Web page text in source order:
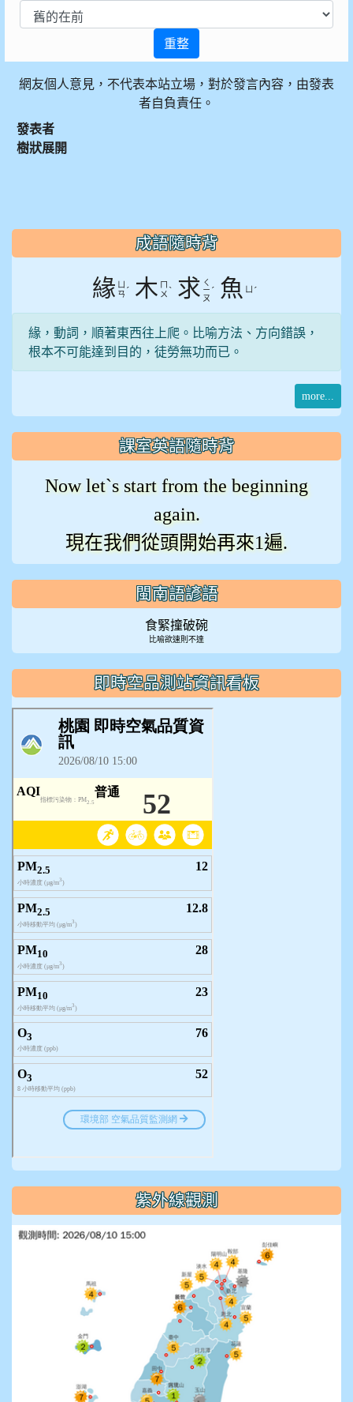
重整
網友個人意見，不代表本站立場，對於發言內容，由發表
者自負責任。
發表者
樹狀展開
::: 成語隨時背
緣 ㄢ ˊ 木 ㄇ
ㄨ ˋ 求 ㄑ
ㄧ
ㄡ
ˊ 魚 ˊ
緣，動詞，順著東西往上爬。比喻方法、方向錯誤，
根本不可能達到目的，徒勞無功而已。
more...
課室英語隨時背
Now let`s start from the beginning
again.
現在我們從頭開始再來1遍.
閩南語諺語
食緊撞破碗
比喻欲速則不達
即時空品測站資訊看板
紫外線觀測